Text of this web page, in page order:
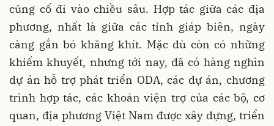
củng cố đi vào chiều sâu. Hợp tác giữa các địa
phương, nhất là giữa các tỉnh giáp biên, ngày
càng gắn bó khăng khít. Mặc dù còn có những
khiếm khuyết, nhưng tới nay, đã có hàng nghìn
dự án hỗ trợ phát triển ODA, các dự án, chương
trình hợp tác, các khoản viện trợ của các bộ, cơ
quan, địa phương Việt Nam được xây dựng, triển